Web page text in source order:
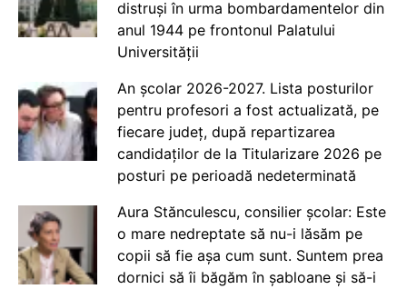
distruși în urma bombardamentelor din
anul 1944 pe frontonul Palatului
Universității
An școlar 2026-2027. Lista posturilor
pentru profesori a fost actualizată, pe
fiecare județ, după repartizarea
candidaților de la Titularizare 2026 pe
posturi pe perioadă nedeterminată
Aura Stănculescu, consilier școlar: Este
o mare nedreptate să nu-i lăsăm pe
copii să fie așa cum sunt. Suntem prea
dornici să îi băgăm în șabloane și să-i